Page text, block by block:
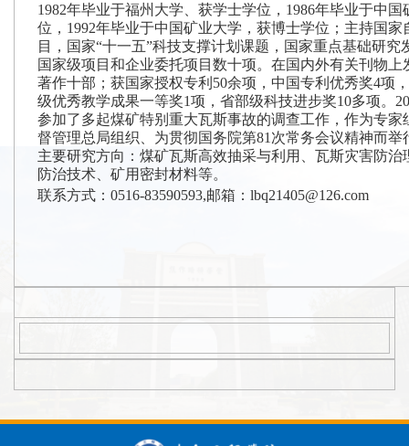
1982年毕业于福州大学、获学士学位， 1986年毕业于中国
位， 1992年毕业于中国矿业大学，获博士学位； 主持国家
目，国家“十一五”科技支撑计划课题，国家重点基础研究
国家级项目和企业委托项目数十项。在国内外有关刊物上
著作十部；获国家授权专利 50余项， 中国专利优秀奖4项，
级优秀教学成果一等奖1项，省部级科技进步奖10多项。
参加了多起煤矿特别重大瓦斯事故的调查工作， 作为专家
督管理总局组织、为贯彻国务院第81 次常务会议精神而举
主要研究方向：煤矿瓦斯高效抽采与利用、瓦斯灾害防
防治技术、矿用密封材料等。
联系方式： 0516-83590593,邮箱： lbq21405@126.com